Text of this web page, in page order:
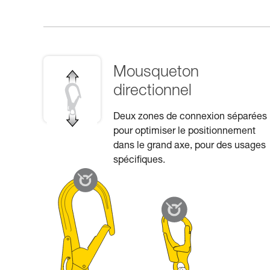
Mousqueton
directionnel
Deux zones de connexion séparées
pour optimiser le positionnement
dans le grand axe, pour des usages
spécifiques.